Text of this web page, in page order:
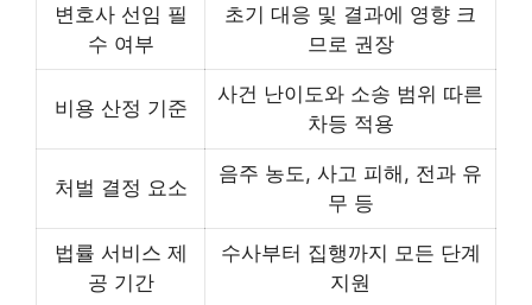
변호사 선임 필
수 여부
초기 대응 및 결과에 영향 크
므로 권장
비용 산정 기준
사건 난이도와 소송 범위 따른
차등 적용
처벌 결정 요소
음주 농도, 사고 피해, 전과 유
무 등
법률 서비스 제
공 기간
수사부터 집행까지 모든 단계
지원